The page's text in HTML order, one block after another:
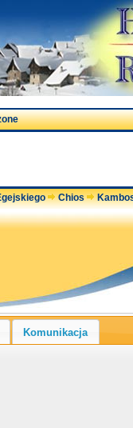
Chios
Komunikacja